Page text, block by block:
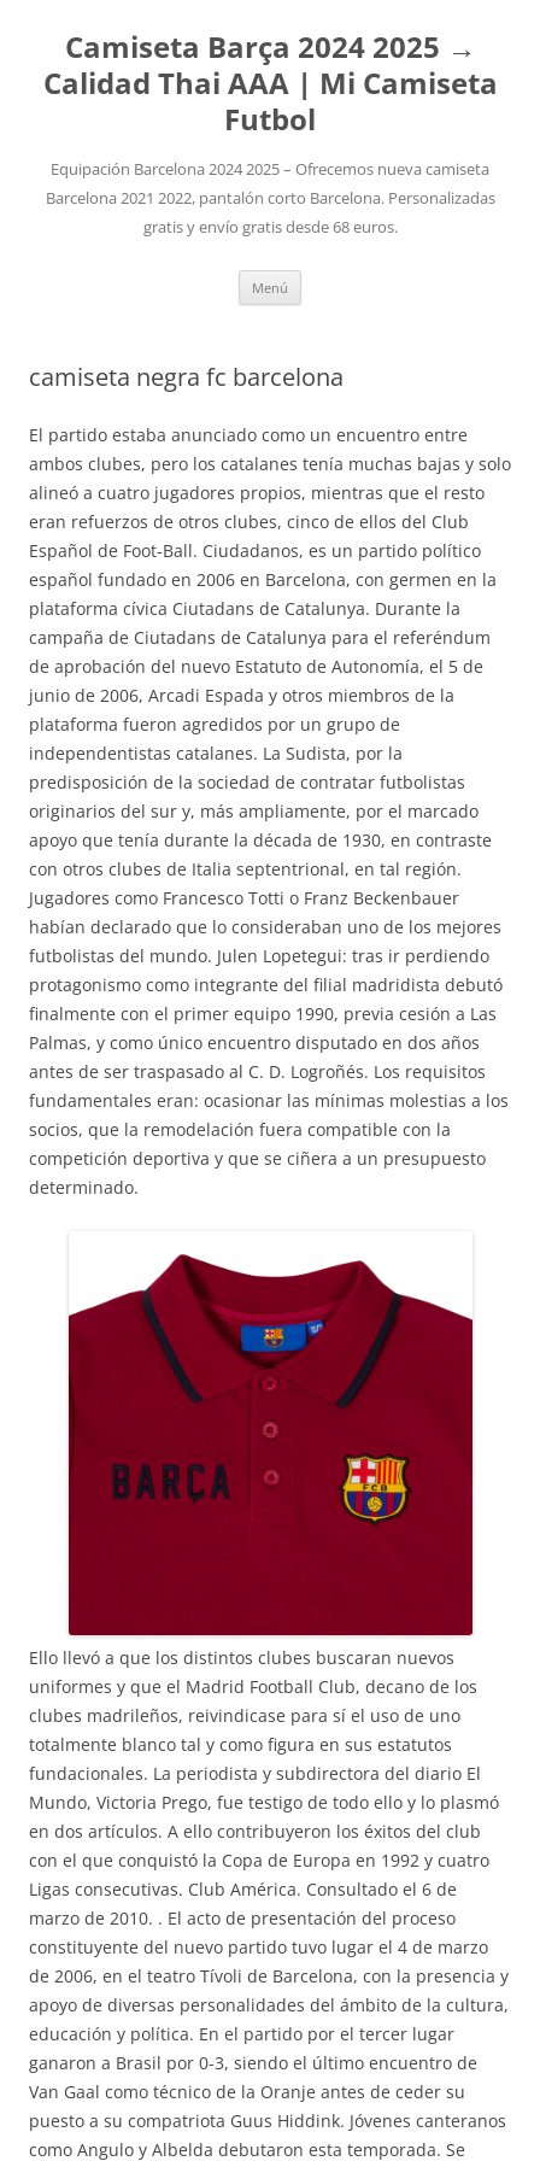
Camiseta Barça 2024 2025 →
Calidad Thai AAA | Mi Camiseta
Futbol
Equipación Barcelona 2024 2025 – Ofrecemos nueva camiseta
Barcelona 2021 2022, pantalón corto Barcelona. Personalizadas
gratis y envío gratis desde 68 euros.
Menú
camiseta negra fc barcelona
El partido estaba anunciado como un encuentro entre
ambos clubes, pero los catalanes tenía muchas bajas y solo
alineó a cuatro jugadores propios, mientras que el resto
eran refuerzos de otros clubes, cinco de ellos del Club
Español de Foot-Ball. Ciudadanos, es un partido político
español fundado en 2006 en Barcelona, con germen en la
plataforma cívica Ciutadans de Catalunya. Durante la
campaña de Ciutadans de Catalunya para el referéndum
de aprobación del nuevo Estatuto de Autonomía, el 5 de
junio de 2006, Arcadi Espada y otros miembros de la
plataforma fueron agredidos por un grupo de
independentistas catalanes. La Sudista, por la
predisposición de la sociedad de contratar futbolistas
originarios del sur y, más ampliamente, por el marcado
apoyo que tenía durante la década de 1930, en contraste
con otros clubes de Italia septentrional, en tal región.
Jugadores como Francesco Totti o Franz Beckenbauer
habían declarado que lo consideraban uno de los mejores
futbolistas del mundo. Julen Lopetegui: tras ir perdiendo
protagonismo como integrante del filial madridista debutó
finalmente con el primer equipo 1990, previa cesión a Las
Palmas, y como único encuentro disputado en dos años
antes de ser traspasado al C. D. Logroñés. Los requisitos
fundamentales eran: ocasionar las mínimas molestias a los
socios, que la remodelación fuera compatible con la
competición deportiva y que se ciñera a un presupuesto
determinado.
Ello llevó a que los distintos clubes buscaran nuevos
uniformes y que el Madrid Football Club, decano de los
clubes madrileños, reivindicase para sí el uso de uno
totalmente blanco tal y como figura en sus estatutos
fundacionales. La periodista y subdirectora del diario El
Mundo, Victoria Prego, fue testigo de todo ello y lo plasmó
en dos artículos. A ello contribuyeron los éxitos del club
con el que conquistó la Copa de Europa en 1992 y cuatro
Ligas consecutivas. Club América. Consultado el 6 de
marzo de 2010. . El acto de presentación del proceso
constituyente del nuevo partido tuvo lugar el 4 de marzo
de 2006, en el teatro Tívoli de Barcelona, con la presencia y
apoyo de diversas personalidades del ámbito de la cultura,
educación y política. En el partido por el tercer lugar
ganaron a Brasil por 0-3, siendo el último encuentro de
Van Gaal como técnico de la Oranje antes de ceder su
puesto a su compatriota Guus Hiddink. Jóvenes canteranos
como Angulo y Albelda debutaron esta temporada. Se